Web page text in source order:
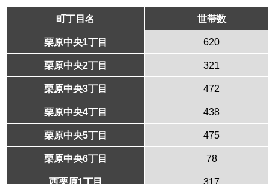
町丁目名 世帯数
栗原中央1丁目 620
栗原中央2丁目 321
栗原中央3丁目 472
栗原中央4丁目 438
栗原中央5丁目 475
栗原中央6丁目 78
西栗原1丁目 317